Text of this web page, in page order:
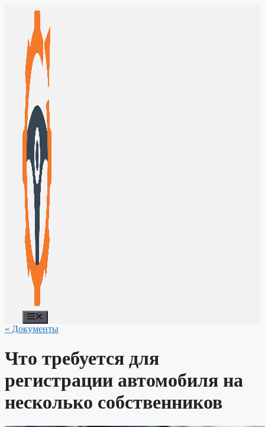
Перейти
содержимому
« Документы
Что требуется для
регистрации автомобиля на
несколько собственников